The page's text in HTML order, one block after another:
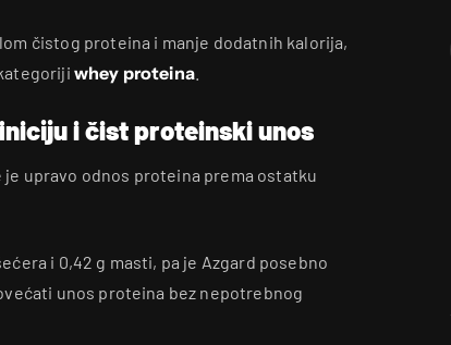
čistog proteina i manje dodatnih kalorija,
whey proteina.
i čist proteinski unos
upravo odnos proteina prema ostatku
i 0,42 g masti, pa je Azgard posebno
unos proteina bez nepotrebnog